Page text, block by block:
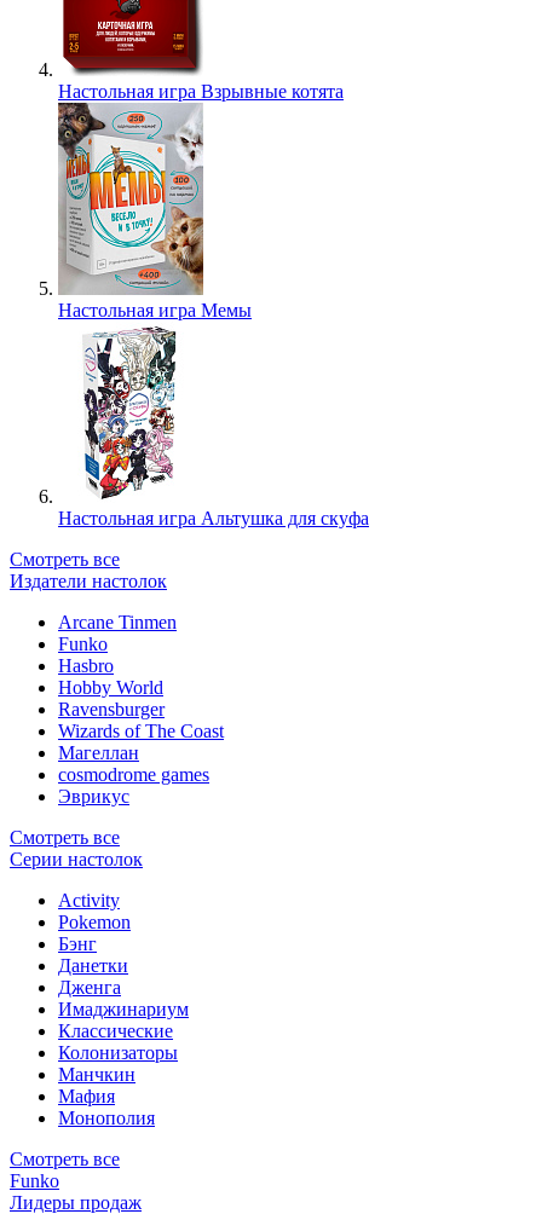
Настольная игра Взрывные котята
Настольная игра Мемы
Настольная игра Альтушка для скуфа
Смотреть все
Издатели настолок
Arcane Tinmen
Funko
Hasbro
Hobby World
Ravensburger
Wizards of The Coast
Магеллан
сosmodrome games
Эврикус
Смотреть все
Серии настолок
Activity
Pokemon
Бэнг
Данетки
Дженга
Имаджинариум
Классические
Колонизаторы
Манчкин
Мафия
Монополия
Смотреть все
Funko
Лидеры продаж